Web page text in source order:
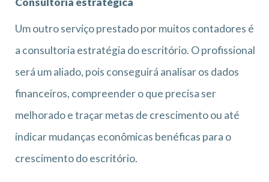
Um outro serviço prestado por muitos contadores é
a consultoria estratégia do escritório. O profissional
será um aliado, pois conseguirá analisar os dados
financeiros, compreender o que precisa ser
melhorado e traçar metas de crescimento ou até
indicar mudanças econômicas benéficas para o
crescimento do escritório.